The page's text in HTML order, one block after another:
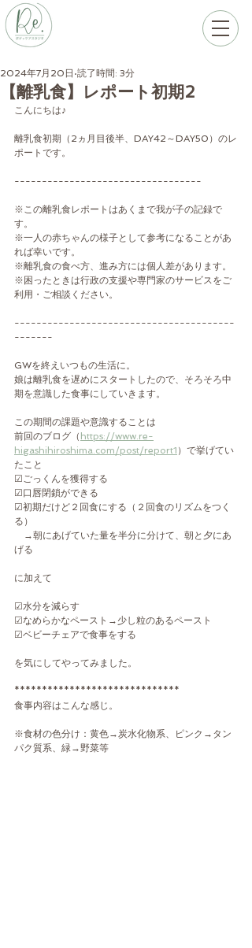
【離乳食】レポート初期2
2024年7月20日 読了時間: 3分
こんにちは♪
離乳食初期（2ヵ月目後半、DAY42～DAY50）のレ
ポートです。
----------------------------------
※この離乳食レポートはあくまで我が子の記録で
す。
※一人の赤ちゃんの様子として参考になることがあ
れば幸いです。
※離乳食の食べ方、進み方には個人差があります。
※困ったときは行政の支援や専門家のサービスをご
利用・ご相談ください。
----------------------------------------
-------
GWを終えいつもの生活に。
娘は離乳食を遅めにスタートしたので、そろそろ中
期を意識した食事にしていきます。
この期間の課題や意識することは
前回のブログ（ https://www.re-
higashihiroshima.com/post/report1 ）で挙げてい
たこと
☑ごっくんを獲得する
☑口唇閉鎖ができる
☑初期だけど２回食にする（２回食のリズムをつく
る）
→朝にあげていた量を半分に分けて、朝と夕にあ
げる
に加えて
☑水分を減らす
☑なめらかなペースト→少し粒のあるペースト
☑ベビーチェアで食事をする
を気にしてやってみました。
******************************
食事内容はこんな感じ。
※食材の色分け：黄色→炭水化物系、ピンク→タン
パク質系、緑→野菜等